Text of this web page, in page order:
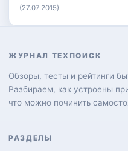
(27.07.2015)
ЖУРНАЛ ТЕХПОИСК
Обзоры, тесты и рейтинги
Разбираем, как устроены
что можно починить
РАЗДЕЛЫ